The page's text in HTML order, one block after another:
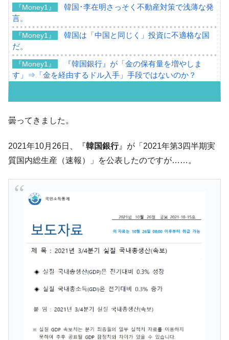
『Money1』
韓国･李在明さっそく不動産対策で浅薄な発
言。
『Money1』
韓国は「中国と同じく」投資に不適格な国
だ。
『Money1』
『韓国銀行』が「金の保有量を増やしま
す」⇒「金を経由するドル入手」手段ではないのか？
ル」まで拡大 ⇒ 海外資金の動きに強く左右される状態
『Money1』
韓国･帰ってきた李在明。李在明を支持しな
『Money1』
韓国大統領府ボンクラ政策室長が告発され
た ⇒ 国家が行った恐るべき株価操作であり、空前の国政壟
『Money1』
中国だけが鉄鋼輸出を異常増加させる ⇒ 中
国の過剰生産が世界を蝕む。
『Money1』
韓国製造業「半導体絶好調」のウラで他業
種は全般的「不調」⇒ PSIが示す現況は決して良くない。
『Money1』
【米韓激突案件】韓国消費者院が『クーパ
「KDDX」1番艦、2032年竣工と公示
曇ってきました。
2021年10月26日、『韓国銀行』が「2021年第3四半期実
質国内総生産（速報）」を公表したのですが……。